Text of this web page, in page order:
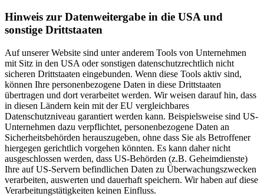
Hinweis zur Datenweitergabe in die USA und
sonstige Drittstaaten
Auf unserer Website sind unter anderem Tools von Unternehmen
mit Sitz in den USA oder sonstigen datenschutzrechtlich nicht
sicheren Drittstaaten eingebunden. Wenn diese Tools aktiv sind,
können Ihre personenbezogene Daten in diese Drittstaaten
übertragen und dort verarbeitet werden. Wir weisen darauf hin, dass
in diesen Ländern kein mit der EU vergleichbares
Datenschutzniveau garantiert werden kann. Beispielsweise sind US-
Unternehmen dazu verpflichtet, personenbezogene Daten an
Sicherheitsbehörden herauszugeben, ohne dass Sie als Betroffener
hiergegen gerichtlich vorgehen könnten. Es kann daher nicht
ausgeschlossen werden, dass US-Behörden (z.B. Geheimdienste)
Ihre auf US-Servern befindlichen Daten zu Überwachungszwecken
verarbeiten, auswerten und dauerhaft speichern. Wir haben auf diese
Verarbeitungstätigkeiten keinen Einfluss.